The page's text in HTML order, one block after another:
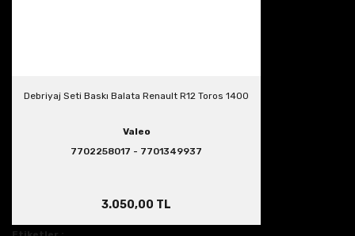
Debriyaj Seti Baskı Balata Renault R12 Toros 1400
Valeo
7702258017 - 7701349937
3.050,00 TL